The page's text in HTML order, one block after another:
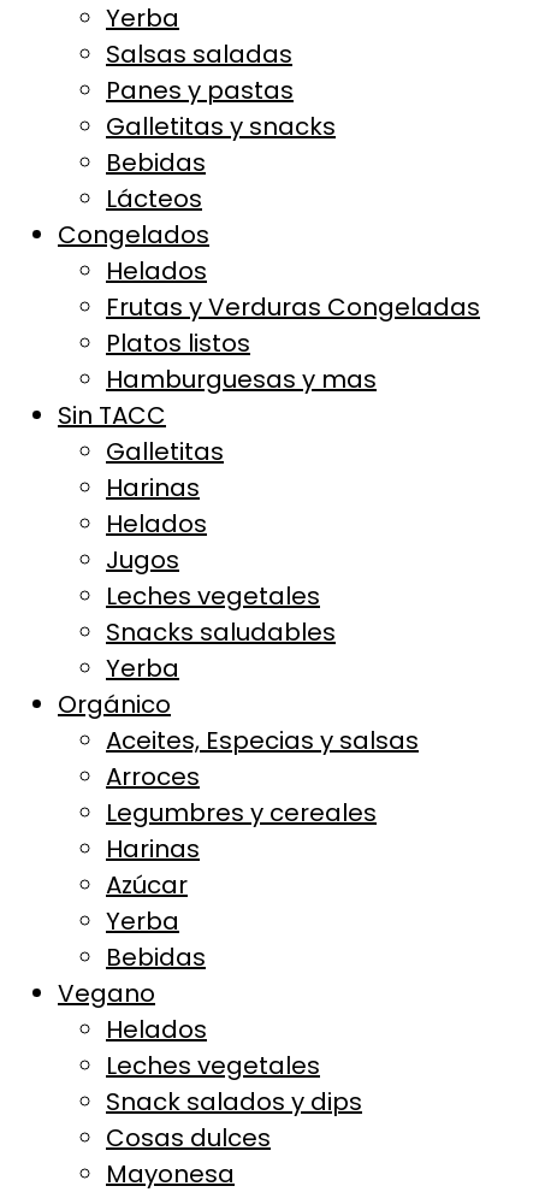
Yerba
Salsas saladas
Panes y pastas
Galletitas y snacks
Bebidas
Lácteos
Congelados
Helados
Frutas y Verduras Congeladas
Platos listos
Hamburguesas y mas
Sin TACC
Galletitas
Harinas
Helados
Jugos
Leches vegetales
Snacks saludables
Yerba
Orgánico
Aceites, Especias y salsas
Arroces
Legumbres y cereales
Harinas
Azúcar
Yerba
Bebidas
Vegano
Helados
Leches vegetales
Snack salados y dips
Cosas dulces
Mayonesa